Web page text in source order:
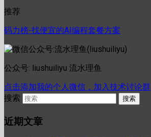
推荐
码力榜-找便宜的AI编程套餐方案
公众号: liushuiliyu 流水理鱼
点击添加我的个人微信，加入技术讨论群
搜索
近期文章